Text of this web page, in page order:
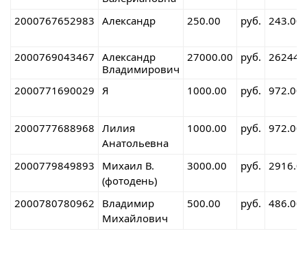
2000767652983 Александр 250.00 руб. 243.00
2000769043467 Александр
Владимирович
27000.00 руб.
2000771690029 Я 1000.00 руб. 972.00
2000777688968 Лилия
Анатольевна
1000.00 руб. 972.00
2000779849893
Михаил В.
(фотодень)
3000.00 руб.
2000780780962
Владимир
Михайлович
500.00 руб. 486.00